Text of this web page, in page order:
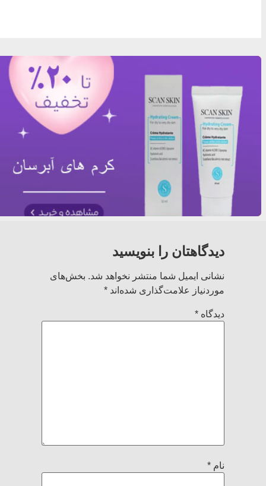
دیدگاهتان را بنویسید
نشانی ایمیل شما منتشر نخواهد شد. بخش‌های
موردنیاز علامت‌گذاری شده‌اند *
دیدگاه*
نام*